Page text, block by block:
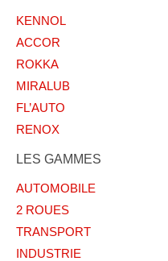
KENNOL
ACCOR
ROKKA
MIRALUB
FL’AUTO
RENOX
LES GAMMES
AUTOMOBILE
2 ROUES
TRANSPORT
INDUSTRIE